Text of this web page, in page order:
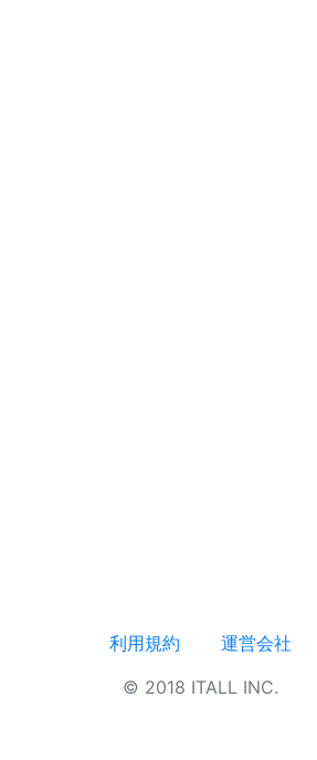
利用規約
運営会社
© 2018 ITALL INC.